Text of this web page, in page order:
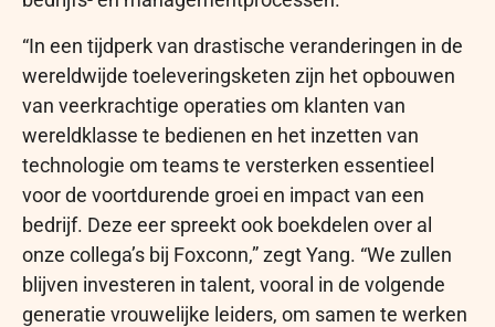
“In een tijdperk van drastische veranderingen in de
wereldwijde toeleveringsketen zijn het opbouwen
van veerkrachtige operaties om klanten van
wereldklasse te bedienen en het inzetten van
technologie om teams te versterken essentieel
voor de voortdurende groei en impact van een
bedrijf. Deze eer spreekt ook boekdelen over al
onze collega’s bij Foxconn,” zegt Yang. “We zullen
blijven investeren in talent, vooral in de volgende
generatie vrouwelijke leiders, om samen te werken